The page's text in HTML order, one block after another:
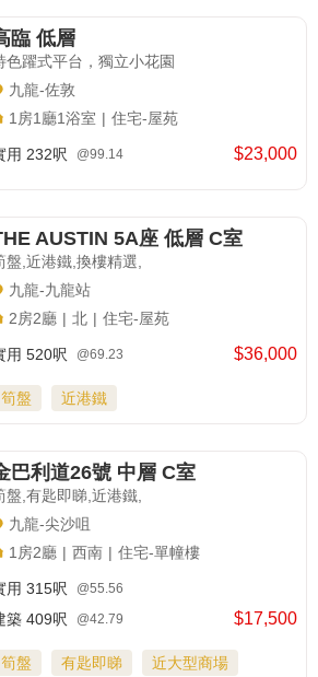
臨 低層
色躍式平台，獨立小花園
九龍-佐敦
1房1廳1浴室 | 住宅-屋苑
$23,000
用 232呎 @99.14
AUSTIN 5A座 低層 C室
盤,近港鐵,換樓精選,
九龍-九龍站
2房2廳 | 北 | 住宅-屋苑
$36,000
用 520呎 @69.23
筍盤 近港鐵
巴利道26號 中層 C室
盤,有匙即睇,近港鐵,
九龍-尖沙咀
1房2廳 | 西南 | 住宅-單幢樓
$17,500
用 315呎 @55.56
築 409呎 @42.79
筍盤 有匙即睇 近大型商場